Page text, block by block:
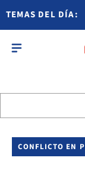
TEMAS DEL DÍA:
CONFLICTO EN